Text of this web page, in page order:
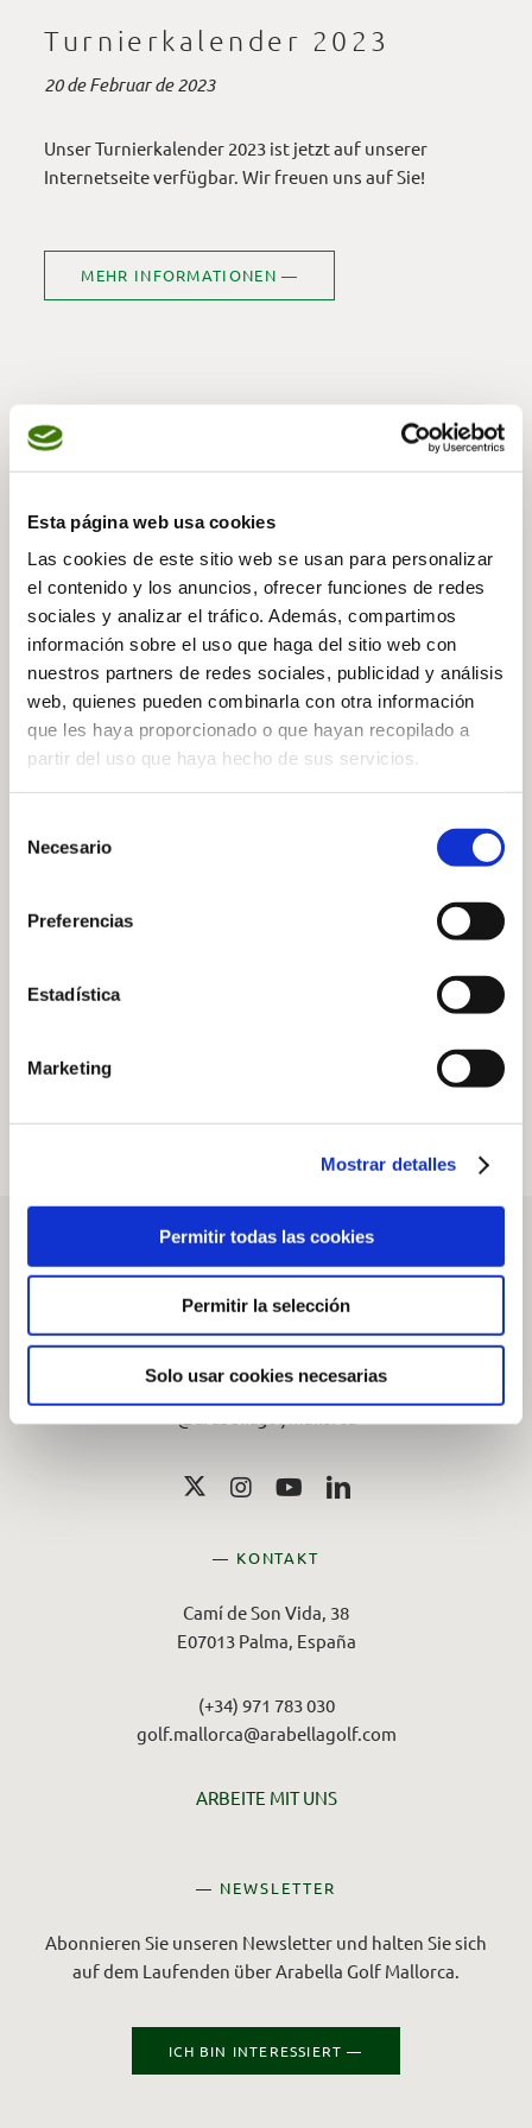
Esta página web usa cookies
Las cookies de este sitio web se usan para personalizar
el contenido y los anuncios, ofrecer funciones de redes
sociales y analizar el tráfico. Además, compartimos
información sobre el uso que haga del sitio web con
nuestros partners de redes sociales, publicidad y análisis
web, quienes pueden combinarla con otra información
que les haya proporcionado o que hayan recopilado a
partir del uso que haya hecho de sus servicios.
Necesario
Preferencias
Estadística
Marketing
Mostrar detalles
Permitir todas las cookies
Permitir la selección
Solo usar cookies necesarias
Turnierkalender 2023
20 de Februar de 2023
Unser Turnierkalender 2023 ist jetzt auf unserer
Internetseite verfügbar. Wir freuen uns auf Sie!
MEHR INFORMATIONEN —
— Verwandte Nachrichten
Tournament im
— SOCIAL
Folgen Sie uns auf den Social Media
@arabellagolfmallorca
— KONTAKT
Camí de Son Vida, 38
E07013 Palma, España
(+34) 971 783 030
golf.mallorca@arabellagolf.com
ARBEITE MIT UNS
— NEWSLETTER
Abonnieren Sie unseren Newsletter und halten Sie sich
auf dem Laufenden über Arabella Golf Mallorca.
ICH BIN INTERESSIERT —